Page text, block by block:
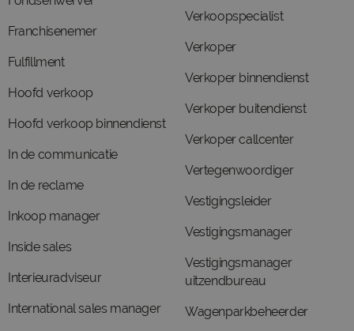
Franchisenemer
Fulfillment
Hoofd verkoop
Hoofd verkoop binnendienst
In de communicatie
In de reclame
Inkoop manager
Inside sales
Interieuradviseur
International sales manager
Verkoopspecialist
Verkoper
Verkoper binnendienst
Verkoper buitendienst
Verkoper callcenter
Vertegenwoordiger
Vestigingsleider
Vestigingsmanager
Vestigingsmanager
uitzendbureau
Wagenparkbeheerder